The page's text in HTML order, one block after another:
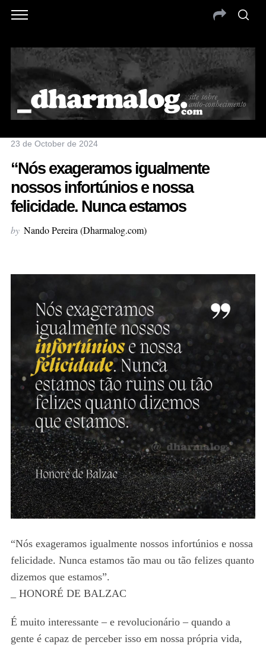
23 de October de 2024
“Nós exageramos igualmente
nossos infortúnios e nossa
felicidade. Nunca estamos
by Nando Pereira (Dharmalog.com)
“Nós exageramos igualmente nossos infortúnios e nossa
felicidade. Nunca estamos tão mau ou tão felizes quanto
dizemos que estamos”.
_ HONORÉ DE BALZAC
É muito interessante – e revolucionário – quando a
gente é capaz de perceber isso em nossa própria vida,